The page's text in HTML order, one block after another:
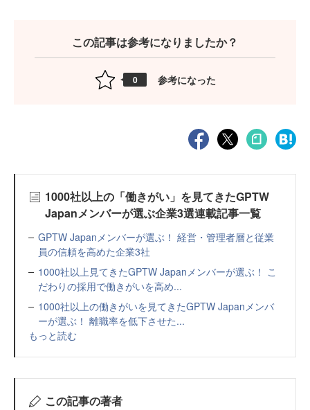
この記事は参考になりましたか？
0 参考になった
1000社以上の「働きがい」を見てきたGPTW
Japanメンバーが選ぶ企業3選連載記事一覧
GPTW Japanメンバーが選ぶ！ 経営・管理者層と従業
員の信頼を高めた企業3社
1000社以上見てきたGPTW Japanメンバーが選ぶ！ こ
だわりの採用で働きがいを高め...
1000社以上の働きがいを見てきたGPTW Japanメンバ
ーが選ぶ！ 離職率を低下させた...
もっと読む
この記事の著者